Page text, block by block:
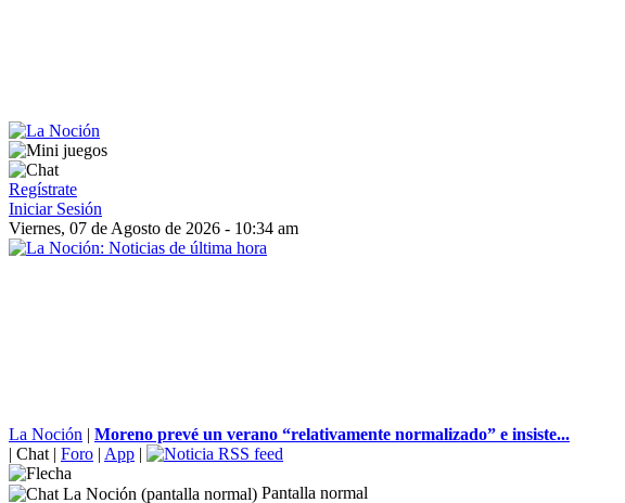
Regístrate
Iniciar Sesión
Viernes, 07 de Agosto de 2026 - 10:34 am
La Noción | Moreno prevé un verano “relativamente normalizado” e insiste...
| Chat | Foro | App |
Pantalla normal